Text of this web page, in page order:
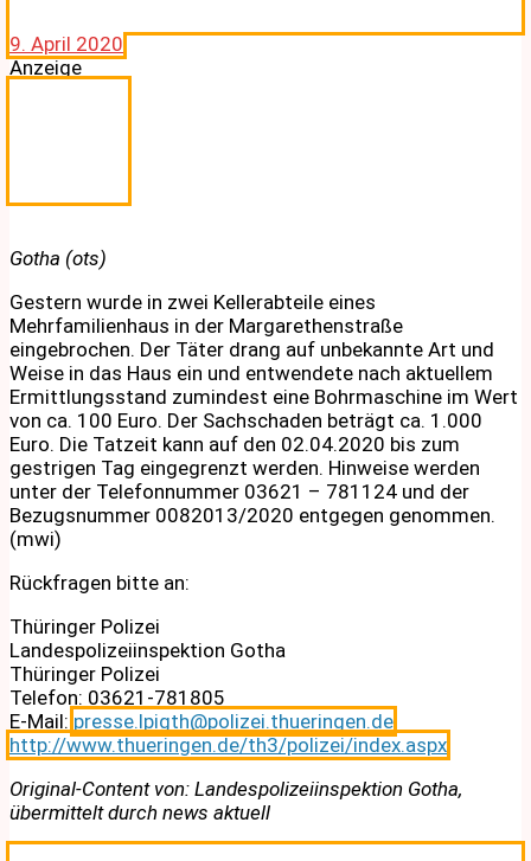
9. April 2020
Anzeige
Gotha (ots)
Gestern wurde in zwei Kellerabteile eines
Mehrfamilienhaus in der Margarethenstraße
eingebrochen. Der Täter drang auf unbekannte Art und
Weise in das Haus ein und entwendete nach aktuellem
Ermittlungsstand zumindest eine Bohrmaschine im Wert
von ca. 100 Euro. Der Sachschaden beträgt ca. 1.000
Euro. Die Tatzeit kann auf den 02.04.2020 bis zum
gestrigen Tag eingegrenzt werden. Hinweise werden
unter der Telefonnummer 03621 – 781124 und der
Bezugsnummer 0082013/2020 entgegen genommen.
(mwi)
Rückfragen bitte an:
Thüringer Polizei
Landespolizeiinspektion Gotha
Thüringer Polizei
Telefon: 03621-781805
E-Mail: presse.lpigth@polizei.thueringen.de
http://www.thueringen.de/th3/polizei/index.aspx
Original-Content von: Landespolizeiinspektion Gotha,
übermittelt durch news aktuell